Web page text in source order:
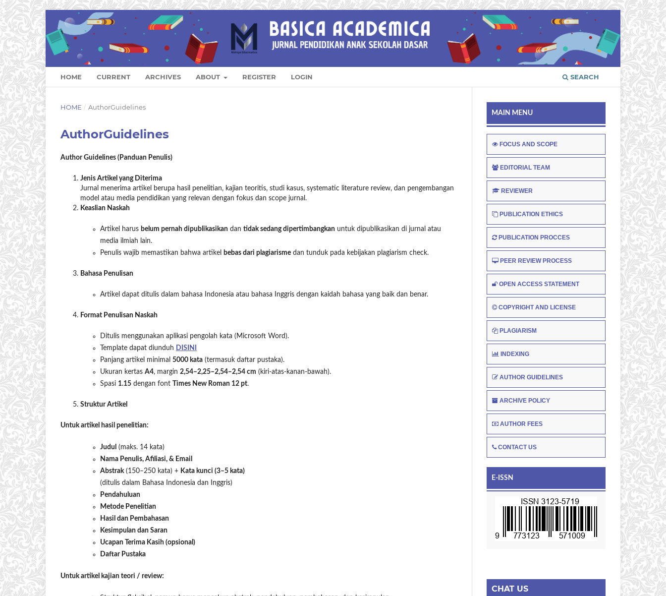
HOME CURRENT ARCHIVES ABOUT REGISTER LOGIN SEARCH
HOME / AuthorGuidelines
AuthorGuidelines
Author Guidelines (Panduan Penulis)
Jenis Artikel yang Diterima
Jurnal menerima artikel berupa hasil penelitian, kajian teoritis, studi kasus, systematic literature review, dan pengembangan
model atau media pendidikan yang relevan dengan fokus dan scope jurnal.
Keaslian Naskah
Artikel harus belum pernah dipublikasikan dan tidak sedang dipertimbangkan untuk dipublikasikan di jurnal atau
media ilmiah lain.
Penulis wajib memastikan bahwa artikel
bebas dari plagiarisme dan tunduk pada kebijakan plagiarism check.
Bahasa Penulisan
Artikel dapat ditulis dalam bahasa Indonesia atau bahasa Inggris dengan kaidah bahasa yang baik dan benar.
Format Penulisan Naskah
Ditulis menggunakan aplikasi pengolah kata (Microsoft Word).
Template dapat diunduh DISINI
Panjang artikel minimal 5000 kata (termasuk daftar pustaka).
Ukuran kertas A4, margin 2,54–2,25–2,54–2,54 cm (kiri-atas-kanan-bawah).
Spasi 1.15 dengan font Times New Roman 12 pt.
Struktur Artikel
Untuk artikel hasil penelitian:
Judul (maks. 14 kata)
Nama Penulis, Afiliasi, & Email
Abstrak(150–250 kata) + Kata kunci (3–5 kata)
(ditulis dalam Bahasa Indonesia dan Inggris)
Pendahuluan
Metode Penelitian
Hasil dan Pembahasan
Kesimpulan dan Saran
Ucapan Terima Kasih (opsional)
Daftar Pustaka
Untuk artikel kajian teori / review:
MAIN MENU
FOCUS AND SCOPE
EDITORIAL TEAM
REVIEWER
PUBLICATION ETHICS
PUBLICATION PROCCES
PEER REVIEW PROCESS
OPEN ACCESS STATEMENT
COPYRIGHT AND LICENSE
PLAGIARISM
INDEXING
AUTHOR GUIDELINES
ARCHIVE POLICY
AUTHOR FEES
CONTACT US
E-ISSN
CHAT US